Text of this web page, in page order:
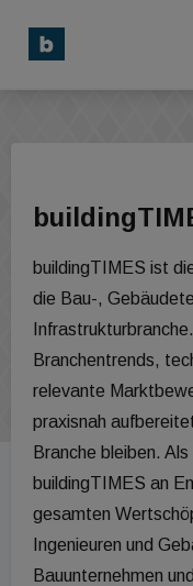
buildingTIMES ist
die Bau-,
Branchentrends,
relevante
praxisnah
Branche bleiben.
buildingTIMES an
gesamten
Ingenieuren und
Bauunternehmen